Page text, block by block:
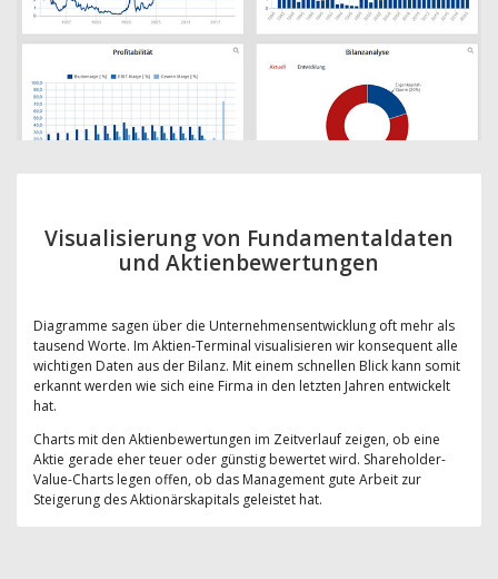
Visualisierung von Fundamentaldaten
und Aktienbewertungen
Diagramme sagen über die Unternehmensentwicklung oft mehr als
tausend Worte. Im Aktien-Terminal visualisieren wir konsequent alle
wichtigen Daten aus der Bilanz. Mit einem schnellen Blick kann somit
erkannt werden wie sich eine Firma in den letzten Jahren entwickelt
hat.
Charts mit den Aktienbewertungen im Zeitverlauf zeigen, ob eine
Aktie gerade eher teuer oder günstig bewertet wird. Shareholder-
Value-Charts legen offen, ob das Management gute Arbeit zur
Steigerung des Aktionärskapitals geleistet hat.